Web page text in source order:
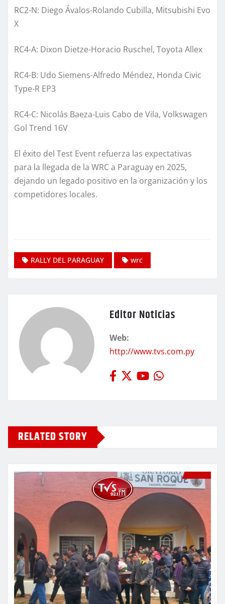
RC2-N: Diego Ávalos-Rolando Cubilla, Mitsubishi Evo
X
RC4-A: Dixon Dietze-Horacio Ruschel, Toyota Allex
RC4-B: Udo Siemens-Alfredo Méndez, Honda Civic
Type-R EP3
RC4-C: Nicolás Baeza-Luis Cabo de Vila, Volkswagen
Gol Trend 16V
El éxito del Test Event refuerza las expectativas
para la llegada de la WRC a Paraguay en 2025,
dejando un legado positivo en la organización y los
competidores locales.
RALLY DEL PARAGUAY wrc
Editor Noticias
Web:
http://www.tvs.com.py
RELATED STORY